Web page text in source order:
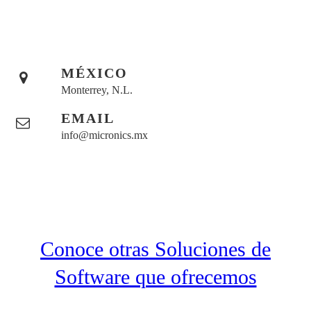
MÉXICO
Monterrey, N.L.
EMAIL
info@micronics.mx
Conoce otras Soluciones de
Software que ofrecemos